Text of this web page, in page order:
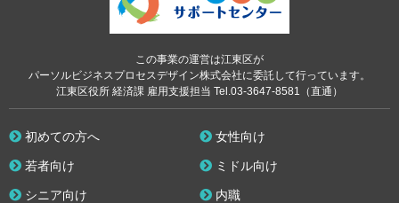
この事業の運営は江東区が
パーソルビジネスプロセスデザイン株式会社に委託して行っています。
江東区役所 経済課 雇用支援担当 Tel.03-3647-8581（直通）
初めての方へ 女性向け
若者向け ミドル向け
シニア向け 内職